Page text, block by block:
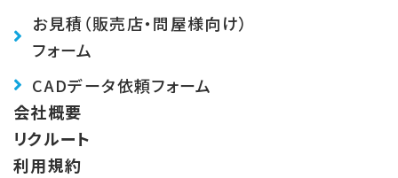
お見積（販売店・問屋様向け）
フォーム
CADデータ依頼フォーム
会社概要
リクルート
利用規約